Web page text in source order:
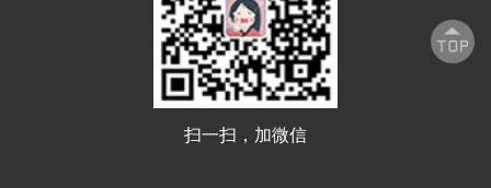
扫一扫，加微信